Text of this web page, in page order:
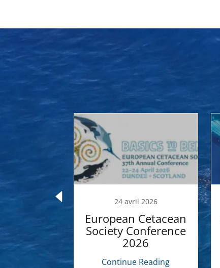
à
24 avril 2026
European Cetacean
Society Conference
2026
Continue Reading